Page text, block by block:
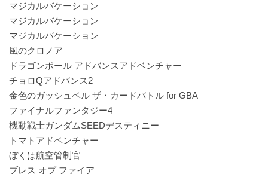
マジカルバケーション
マジカルバケーション
マジカルバケーション
風のクロノア
ドラゴンボール アドバンスアドベンチャー
チョロQアドバンス2
金色のガッシュベル ザ・カードバトル for GBA
ファイナルファンタジー4
機動戦士ガンダムSEEDデスティニー
トマトアドベンチャー
ぼくは航空管制官
ブレス オブ ファイア